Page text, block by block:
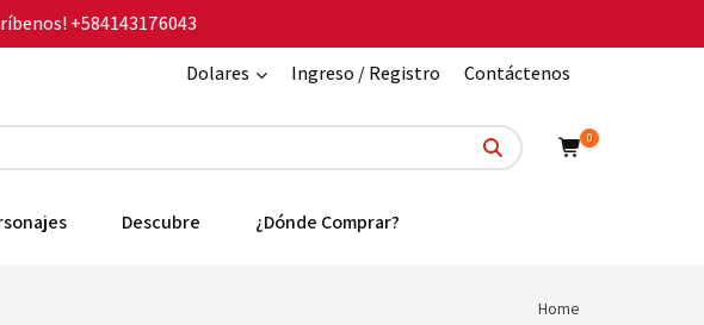
+584143176043
Dolares Ingreso / Registro Contáctenos
0
Descubre ¿Dónde Comprar?
Home